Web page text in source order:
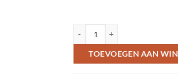
TOEVOEGEN AAN